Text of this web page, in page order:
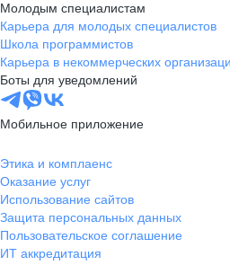
Молодым специалистам
Карьера для молодых специалистов
Школа программистов
Карьера в некоммерческих
Боты для уведомлений
Мобильное приложение
Этика и комплаенс
Оказание услуг
Использование сайтов
Защита персональных данных
Пользовательское соглашение
ИТ аккредитация